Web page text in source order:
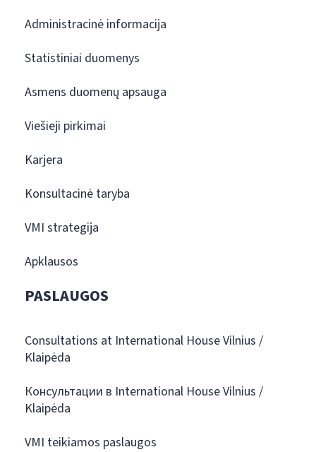
Administracinė informacija
Statistiniai duomenys
Asmens duomenų apsauga
Viešieji pirkimai
Karjera
Konsultacinė taryba
VMI strategija
Apklausos
PASLAUGOS
Consultations at International House Vilnius /
Klaipėda
Консультации в International House Vilnius /
Klaipėda
VMI teikiamos paslaugos